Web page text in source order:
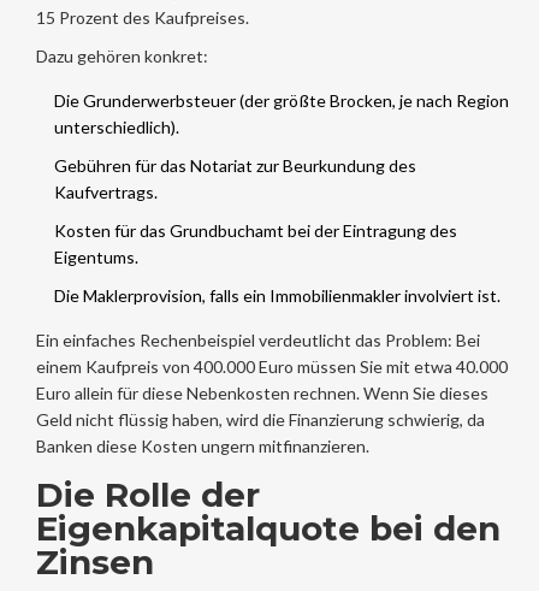
15 Prozent des Kaufpreises.
Dazu gehören konkret:
DieGrunderwerbsteuer(der größte Brocken, je nach Region
unterschiedlich).
Gebühren für das Notariat zur Beurkundung des
Kaufvertrags.
Kosten für das Grundbuchamt bei der Eintragung des
Eigentums.
Die Maklerprovision, falls ein Immobilienmakler involviert ist.
Ein einfaches Rechenbeispiel verdeutlicht das Problem: Bei
einem Kaufpreis von 400.000 Euro müssen Sie mit etwa 40.000
Euro allein für diese Nebenkosten rechnen. Wenn Sie dieses
Geld nicht flüssig haben, wird die Finanzierung schwierig, da
Banken diese Kosten ungern mitfinanzieren.
Die Rolle der
Eigenkapitalquote bei den
Zinsen